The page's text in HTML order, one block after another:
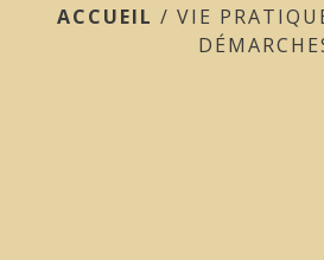
ACCUEIL / VIE